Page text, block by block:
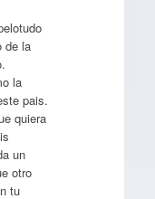
de la
la
pais.
quiera
un
otro
tu